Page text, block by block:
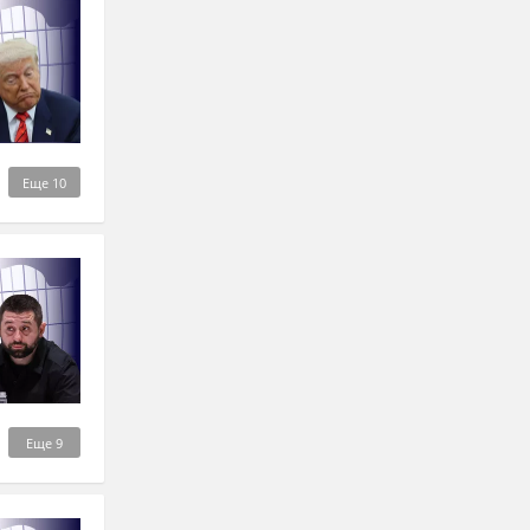
Еще 10
Еще 9